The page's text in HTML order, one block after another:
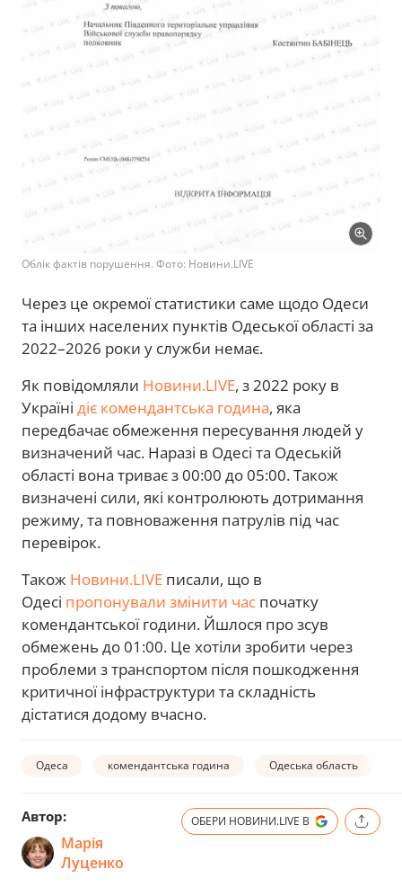
Облік фактів порушення. Фото: Новини.LIVE
Через це окремої статистики саме щодо Одеси
та інших населених пунктів Одеської області за
2022–2026 роки у служби немає.
Як повідомляли Новини.LIVE, з 2022 року в
Україні діє комендантська година, яка
передбачає обмеження пересування людей у
визначений час. Наразі в Одесі та Одеській
області вона триває з 00:00 до 05:00. Також
визначені сили, які контролюють дотримання
режиму, та повноваження патрулів під час
перевірок.
Також Новини.LIVE писали, що в
Одесі пропонували змінити час початку
комендантської години. Йшлося про зсув
обмежень до 01:00. Це хотіли зробити через
проблеми з транспортом після пошкодження
критичної інфраструктури та складність
дістатися додому вчасно.
Одеса комендантська година Одеська область
Автор:
Марія
Луценко
ОБЕРИ НОВИНИ.LIVE В